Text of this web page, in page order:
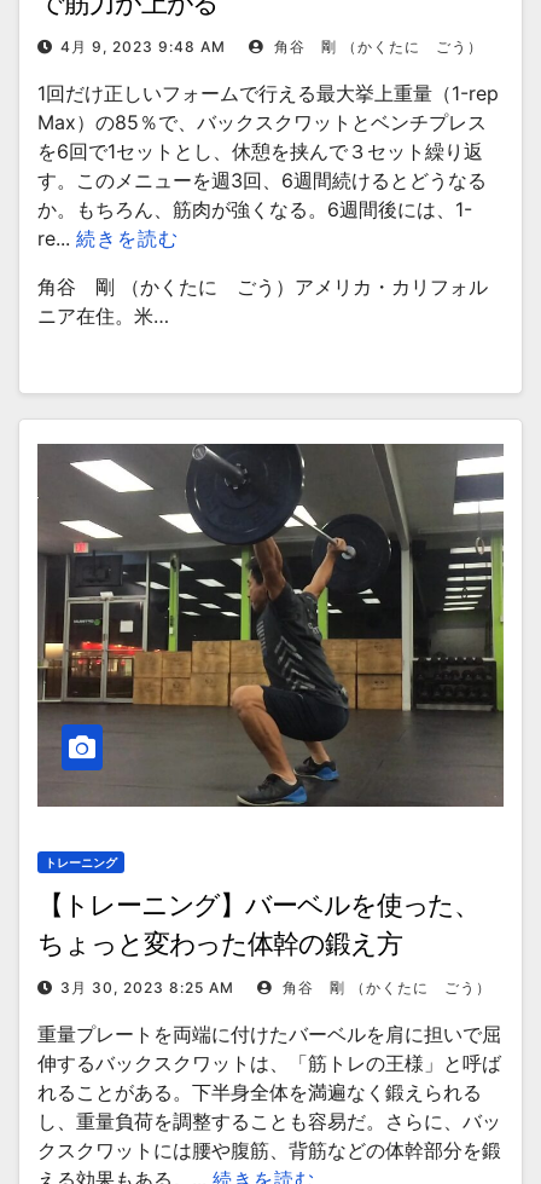
4月 9, 2023 9:48 AM 角谷 剛 （かくたに ごう）
1回だけ正しいフォームで行える最大挙上重量（1-rep
Max）の85％で、バックスクワットとベンチプレス
を6回で1セットとし、休憩を挟んで３セット繰り返
す。このメニューを週3回、6週間続けるとどうなる
か。もちろん、筋肉が強くなる。6週間後には、1-
re... 続きを読む
角谷 剛 （かくたに ごう）アメリカ・カリフォル
ニア在住。米…
トレーニング
【トレーニング】バーベルを使った、
ちょっと変わった体幹の鍛え方
3月 30, 2023 8:25 AM 角谷 剛 （かくたに ごう）
重量プレートを両端に付けたバーベルを肩に担いで屈
伸するバックスクワットは、「筋トレの王様」と呼ば
れることがある。下半身全体を満遍なく鍛えられる
し、重量負荷を調整することも容易だ。さらに、バッ
クスクワットには腰や腹筋、背筋などの体幹部分を鍛